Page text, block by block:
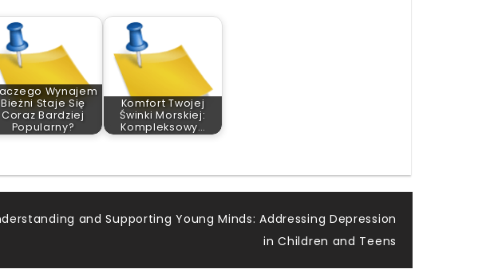
Wynajem
Bieżni Staje Się
Coraz Bardziej
Popularny?
Komfort Twojej
Świnki Morskiej:
Kompleksowy…
and Supporting Young Minds: Addressing Depression
in Children and Teens